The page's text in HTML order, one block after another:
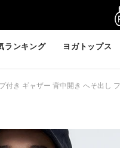
ランキング ヨガトップス
付き ギャザー 背中開き へそ出し